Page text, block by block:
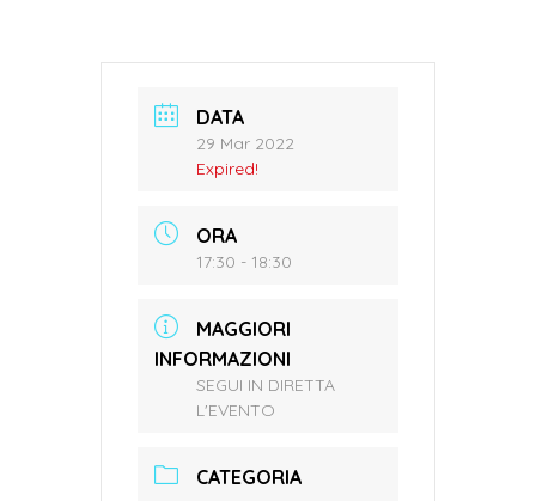
DATA
29 Mar 2022
Expired!
ORA
17:30 - 18:30
MAGGIORI
INFORMAZIONI
SEGUI IN DIRETTA
L'EVENTO
CATEGORIA